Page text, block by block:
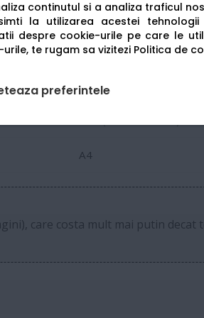
continutul si a analiza traficul
la utilizarea acestei
despre cookie-urile pe care le
te rugam sa vizitezi Politica de
preferintele
Automata (pe ambele
Wi-Fi, Cablu Retea (LAN),
128 MB
A4
care costa mult mai putin